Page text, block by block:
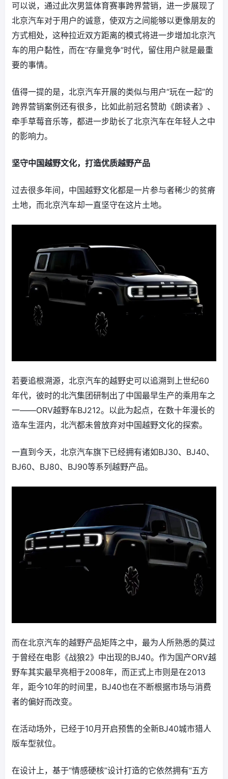
可以说，通过此次男篮体育赛事跨界营销，进一步展现了
北京汽车对于用户的诚意，使双方之间能够以更像朋友的
方式相处，这种拉近双方距离的模式将进一步增加北京汽
车的用户黏性，而在“存量竞争”时代，留住用户就是最重
要的事情。
值得一提的是，北京汽车开展的类似与用户“玩在一起”的
跨界营销案例还有很多，比如此前冠名赞助《朗读者》、
牵手草莓音乐等，都进一步助长了北京汽车在年轻人之中
的影响力。
坚守中国越野文化，打造优质越野产品
过去很多年间，中国越野文化都是一片参与者稀少的贫瘠
土地，而北京汽车却一直坚守在这片土地。
若要追根溯源，北京汽车的越野史可以追溯到上世纪60
年代，彼时的北汽集团研制出了中国最早生产的乘用车之
一——ORV越野车BJ212。以此为起点，在数十年漫长的
造车生涯内，北汽都未曾放弃对中国越野文化的探索。
一直到今天，北京汽车旗下已经拥有诸如BJ30、BJ40、
BJ60、BJ80、BJ90等系列越野产品。
而在北京汽车的越野产品矩阵之中，最为人所熟悉的莫过
于曾经在电影《战狼2》中出现的BJ40。作为国产ORV越
野车其实最早亮相于2008年，而正式上市则是在2013
年，距今10年的时间里，BJ40也在不断根据市场与消费
者的偏好而改变。
在活动场外，已经于10月开启预售的全新BJ40城市猎人
版车型就位。
在设计上，基于“情感硬核”设计打造的它依然拥有“五方